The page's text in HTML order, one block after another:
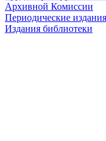
Архивной Комиссии
Периодические
Издания библиотеки